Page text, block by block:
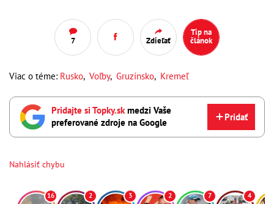
7 Zdieľať
Tip na
článok
Viac o téme: Rusko, Voľby, Gruzínsko, Kremeľ
Pridajte si Topky.skmedzi Vaše
preferované zdroje na Google
Pridať
Nahlásiť chybu
16 2 3 2 7 4